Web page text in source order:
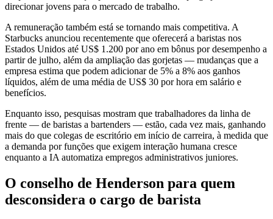
direcionar jovens para o mercado de trabalho.
A remuneração também está se tornando mais competitiva. A
Starbucks anunciou recentemente que oferecerá a baristas nos
Estados Unidos até US$ 1.200 por ano em bônus por desempenho a
partir de julho, além da ampliação das gorjetas — mudanças que a
empresa estima que podem adicionar de 5% a 8% aos ganhos
líquidos, além de uma média de US$ 30 por hora em salário e
benefícios.
Enquanto isso, pesquisas mostram que trabalhadores da linha de
frente — de baristas a bartenders — estão, cada vez mais, ganhando
mais do que colegas de escritório em início de carreira, à medida que
a demanda por funções que exigem interação humana cresce
enquanto a IA automatiza empregos administrativos juniores.
O conselho de Henderson para quem
desconsidera o cargo de barista